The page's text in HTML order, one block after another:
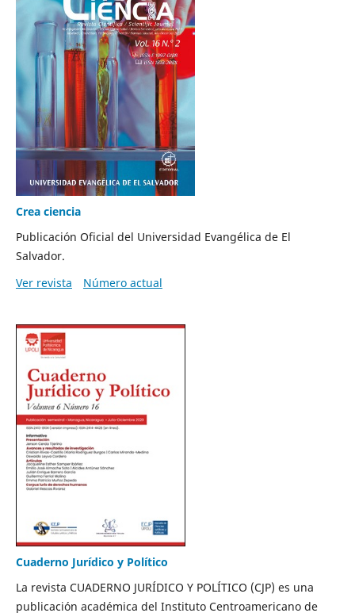
Crea ciencia
Publicación Oficial del Universidad Evangélica de El
Salvador.
Ver revista
Número actual
Cuaderno Jurídico y Político
La revista CUADERNO JURÍDICO Y POLÍTICO (CJP) es una
publicación académica del Instituto Centroamericano de